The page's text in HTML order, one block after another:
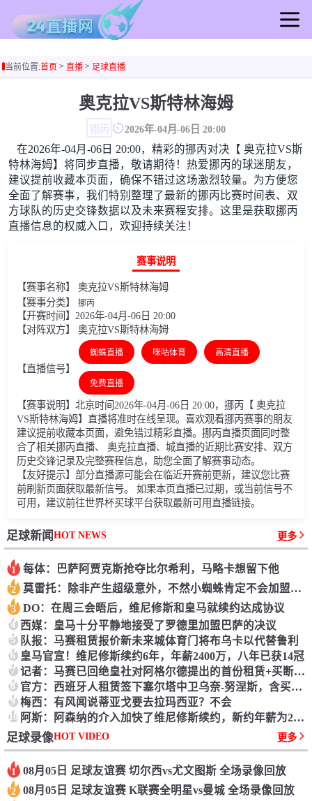
足球直播
足球集锦
篮球集锦
足球新闻
篮球新闻
当前位置:首页> 直播> 足球直播
奥克拉VS斯特林海姆
挪丙 2026年-04月-06日 20:00
在2026年-04月-06日 20:00，精彩的挪丙对决【 奥克拉VS斯
特林海姆】将同步直播，敬请期待！热爱挪丙的球迷朋友，
建议提前收藏本页面，确保不错过这场激烈较量。为方便您
全面了解赛事，我们特别整理了最新的挪丙比赛时间表、双
方球队的历史交锋数据以及未来赛程安排。这里是获取挪丙
直播信息的权威入口，欢迎持续关注！
赛事说明
【赛事名称】 奥克拉VS斯特林海姆
【赛事分类】 挪丙
【开赛时间】2026年-04月-06日 20:00
【对阵双方】 奥克拉VS斯特林海姆
【直播信号】
蜘蛛直播 咪咕体育 高清直播
免费直播
【赛事说明】北京时间2026年-04月-06日 20:00，挪丙【 奥克拉
VS斯特林海姆】直播将准时在线呈现。喜欢观看挪丙赛事的朋友
建议提前收藏本页面，避免错过精彩直播。挪丙直播页面同时整
合了相关挪丙直播、 奥克拉直播、城直播的近期比赛安排、双方
历史交锋记录及完整赛程信息，助您全面了解赛事动态。
【友好提示】部分直播源可能会在临近开赛前更新，建议您比赛
前刷新页面获取最新信号。 如果本页直播已过期，或当前信号不
可用，建议前往世界杯买球平台获取最新可用直播链接。
足球新闻HOT NEWS 更多
1 每体：巴萨阿贾克斯抢夺比尔希利，马略卡想留下他
2 莫雷托：除非产生超级意外，不然小蜘蛛肯定不会加盟巴萨
3 DO：在周三会晤后，维尼修斯和皇马就续约达成协议
4 西媒：皇马十分平静地接受了罗德里加盟巴萨的决议
5 队报：马赛租赁报价新未来城体育门将布乌卡以代替鲁利
6 皇马官宣！维尼修斯续约6年，年薪2400万，八年已获14冠
7 记者：马赛已回绝皇社对阿格尔德提出的首份租赁+买断报价
8 官方：西班牙人租赁签下塞尔塔中卫乌奈-努涅斯，含买断选择权
9 梅西：有风闻说蒂亚戈要去拉玛西亚？不会
10 阿斯：阿森纳的介入加快了维尼修斯续约，新约年薪为2400万欧
足球录像HOT VIDEO 更多
1 08月05日 足球友谊赛 切尔西vs尤文图斯 全场录像回放
2 08月05日 足球友谊赛 K联赛全明星vs曼城 全场录像回放